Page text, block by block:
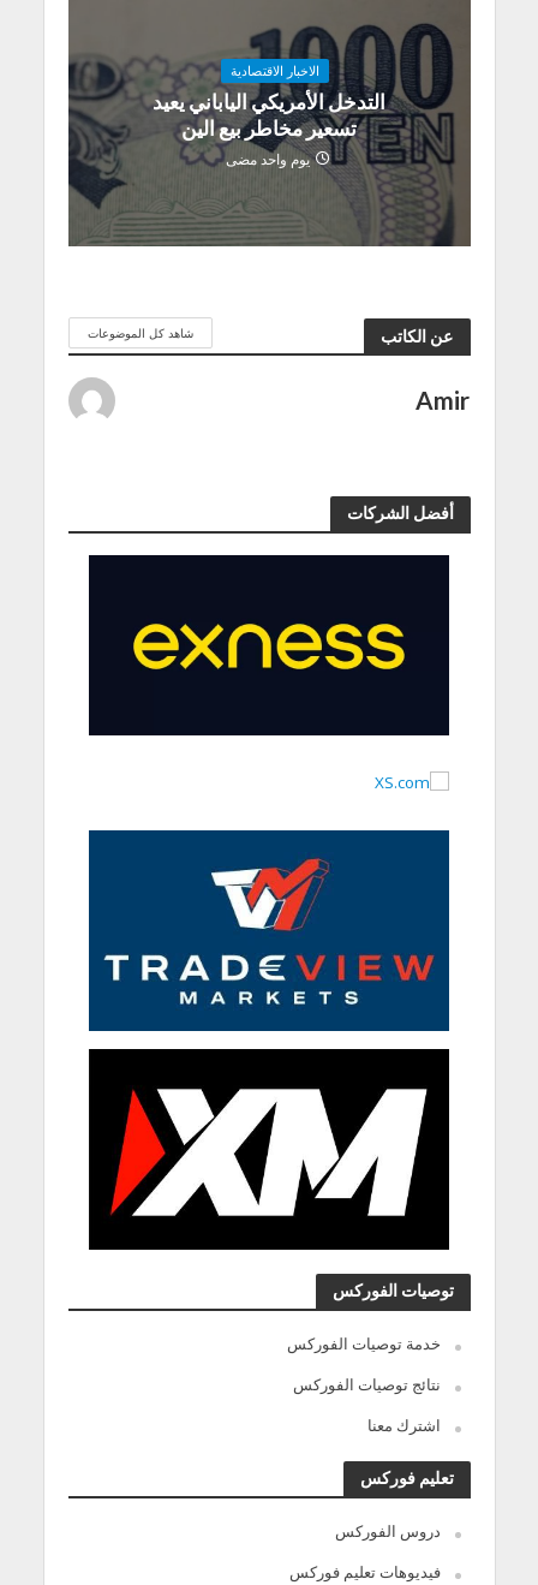
الاخبار الاقتصادية
التدخل الأمريكي الياباني يعيد
تسعير مخاطر بيع الين
يوم واحد مضى
عن الكاتب شاهد كل الموضوعات
Amir
أفضل الشركات
توصيات الفوركس
خدمة توصيات الفوركس
نتائج توصيات الفوركس
اشترك معنا
تعليم فوركس
دروس الفوركس
فيديوهات تعليم فوركس